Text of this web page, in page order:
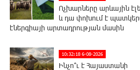
Ոչխարները արևային
և դա փոխում է
էներգիայի արտադրության մասին
10:32:18 6-08-2026
Ինչո՞ւ է Հայաստանի